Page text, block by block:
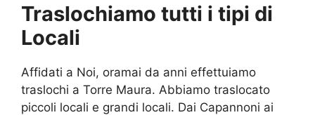
Traslochiamo tutti i tipi di
Locali
Affidati a Noi, oramai da anni effettuiamo
traslochi a Torre Maura. Abbiamo traslocato
piccoli locali e grandi locali. Dai Capannoni ai